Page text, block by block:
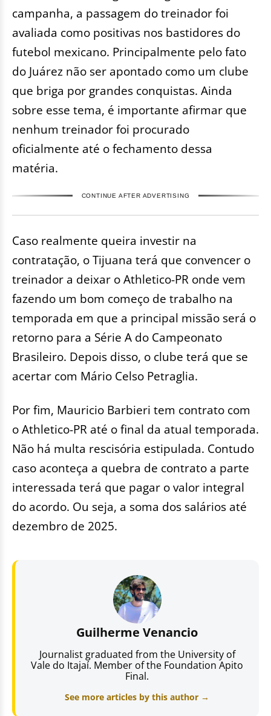
campanha, a passagem do treinador foi
avaliada como positivas nos bastidores do
futebol mexicano. Principalmente pelo fato
do Juárez não ser apontado como um clube
que briga por grandes conquistas. Ainda
sobre esse tema, é importante afirmar que
nenhum treinador foi procurado
oficialmente até o fechamento dessa
matéria.
CONTINUE AFTER ADVERTISING
Caso realmente queira investir na
contratação, o Tijuana terá que convencer o
treinador a deixar o Athletico-PR onde vem
fazendo um bom começo de trabalho na
temporada em que a principal missão será o
retorno para a Série A do Campeonato
Brasileiro. Depois disso, o clube terá que se
acertar com Mário Celso Petraglia.
Por fim, Mauricio Barbieri tem contrato com
o Athletico-PR até o final da atual temporada.
Não há multa rescisória estipulada. Contudo
caso aconteça a quebra de contrato a parte
interessada terá que pagar o valor integral
do acordo. Ou seja, a soma dos salários até
dezembro de 2025.
Guilherme Venancio
Journalist graduated from the University of
Vale do Itajaí. Member of the Foundation Apito
Final.
See more articles by this author →